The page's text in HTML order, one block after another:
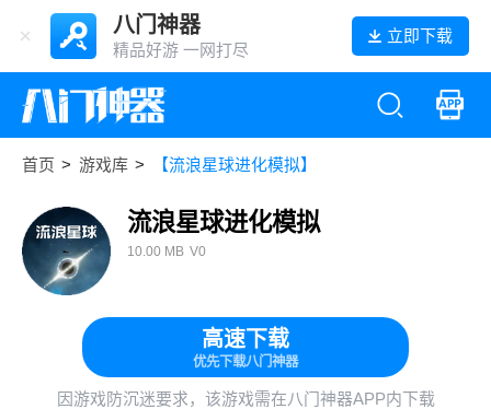
八门神器
精品好游 一网打尽
立即下载
首页 > 游戏库 > 【流浪星球进化模拟】
流浪星球进化模拟
10.00 MB V0
高速下载
优先下载八门神器
因游戏防沉迷要求，该游戏需在八门神器APP内下载